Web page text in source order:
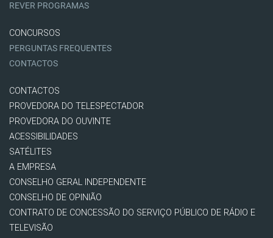
REVER PROGRAMAS
CONCURSOS
PERGUNTAS FREQUENTES
CONTACTOS
CONTACTOS
PROVEDORA DO TELESPECTADOR
PROVEDORA DO OUVINTE
ACESSIBILIDADES
SATÉLITES
A EMPRESA
CONSELHO GERAL INDEPENDENTE
CONSELHO DE OPINIÃO
CONTRATO DE CONCESSÃO DO SERVIÇO PÚBLICO DE RÁDIO E
TELEVISÃO